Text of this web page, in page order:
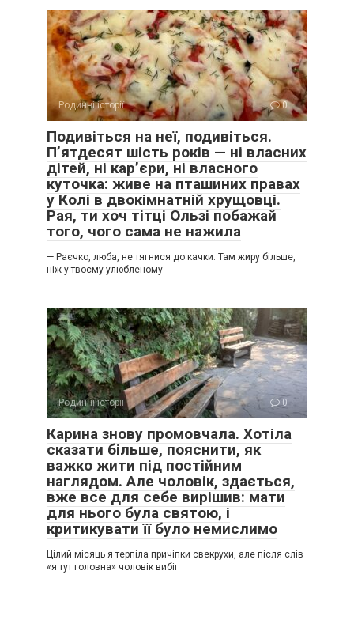
Родинні історії 0
Подивіться на неї, подивіться.
П’ятдесят шість років — ні власних
дітей, ні кар’єри, ні власного
куточка: живе на пташиних правах
у Колі в двокімнатній хрущовці.
Рая, ти хоч тітці Ользі побажай
того, чого сама не нажила
— Раєчко, люба, не тягнися до качки. Там жиру більше,
ніж у твоєму улюбленому
Родинні історії 0
Карина знову промовчала. Хотіла
сказати більше, пояснити, як
важко жити під постійним
наглядом. Але чоловік, здається,
вже все для себе вирішив: мати
для нього була святою, і
критикувати її було немислимо
Цілий місяць я терпіла причіпки свекрухи, але після слів
«я тут головна» чоловік вибіг